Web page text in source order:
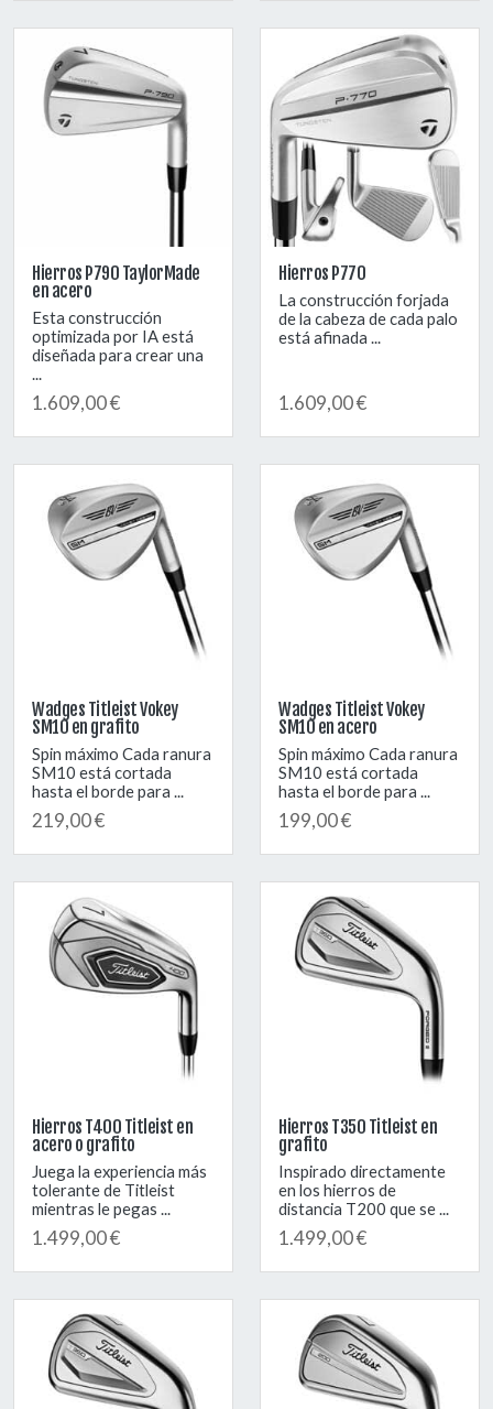
Hierros P790 TaylorMade
en acero
Esta construcción
optimizada por IA está
diseñada para crear una
...
1.609,00 €
Hierros P770
La construcción forjada
de la cabeza de cada palo
está afinada ...
1.609,00 €
Wadges Titleist Vokey
SM10 en grafito
Spin máximo Cada ranura
SM10 está cortada
hasta el borde para ...
219,00 €
Wadges Titleist Vokey
SM10 en acero
Spin máximo Cada ranura
SM10 está cortada
hasta el borde para ...
199,00 €
Hierros T400 Titleist en
acero o grafito
Juega la experiencia más
tolerante de Titleist
mientras le pegas ...
1.499,00 €
Hierros T350 Titleist en
grafito
Inspirado directamente
en los hierros de
distancia T200 que se ...
1.499,00 €